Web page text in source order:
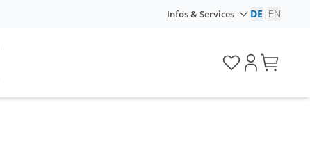
Infos & Services DE EN